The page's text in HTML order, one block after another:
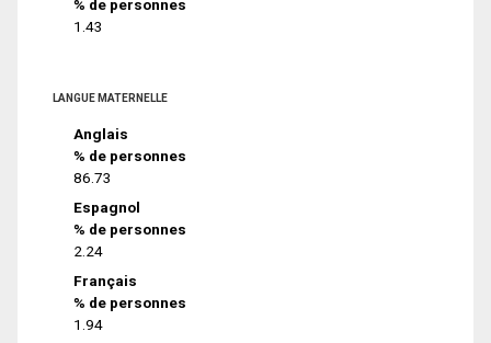
% de personnes
1.43
LANGUE MATERNELLE
Anglais
% de personnes
86.73
Espagnol
% de personnes
2.24
Français
% de personnes
1.94